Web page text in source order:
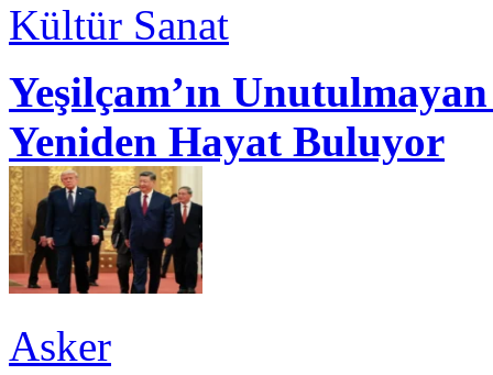
Kültür Sanat
Yeşilçam’ın
Yeniden Hayat Buluyor
Asker